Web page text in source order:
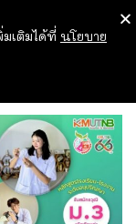
เติมได้ที่ นโยบาย